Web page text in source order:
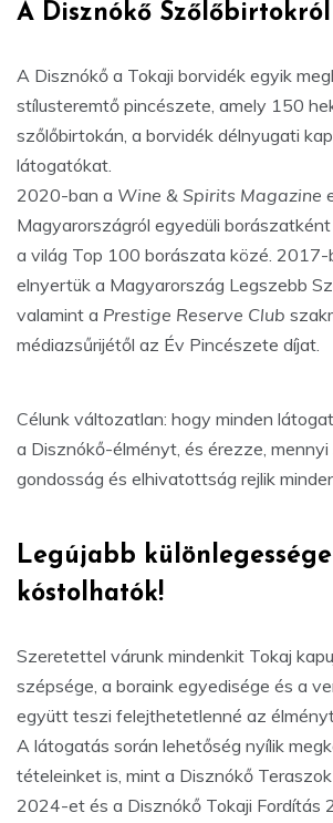
A Disznókő Szőlőbirtokról
A Disznókő a Tokaji borvidék egyik
stílusteremtő pincészete, amely 150
szőlőbirtokán, a borvidék délnyugati
látogatókat.
2020-ban a Wine & Spirits Magazine
Magyarországról egyedüli
a világ Top 100 borászata közé. 2017-
elnyertük a Magyarország Legszebb
valamint a Prestige Reserve Club
médiazsűrijétől az Év Pincészete díjat.
Célunk változatlan: hogy minden
a Disznókő-élményt, és érezze, mennyi
gondosság és elhivatottság rejlik
Legújabb
kóstolhatók!
Szeretettel várunk mindenkit Tokaj
szépsége, a boraink egyedisége és a
együtt teszi felejthetetlenné az
A látogatás során lehetőség nyílik
tételeinket is, mint a Disznókő
2024-et és a Disznókő Tokaji Fordítás